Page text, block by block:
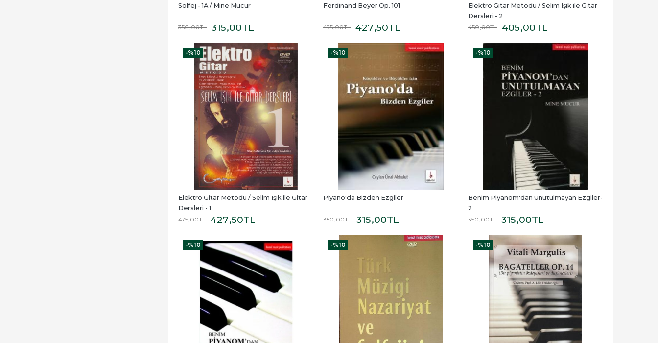
Solfej - 1A / Mine Mucur
350,00TL 315,00TL
Ferdinand Beyer Op. 101
475,00TL 427,50TL
Elektro Gitar Metodu / Selim Işık ile Gitar
Dersleri - 2
450,00TL 405,00TL
-%10
Elektro Gitar Metodu / Selim Işık ile Gitar
Dersleri - 1
475,00TL 427,50TL
-%10
Piyano'da Bizden Ezgiler
350,00TL 315,00TL
-%10
Benim Piyanom'dan Unutulmayan Ezgiler-
2
350,00TL 315,00TL
-%10 -%10 -%10